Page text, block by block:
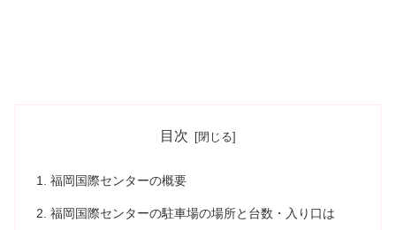
目次
福岡国際センターの概要
福岡国際センターの駐車場の場所と台数・入り口は